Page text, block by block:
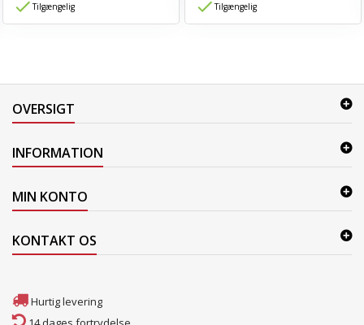
Tilgængelig Tilgængelig
OVERSIGT
INFORMATION
MIN KONTO
KONTAKT OS
Hurtig levering